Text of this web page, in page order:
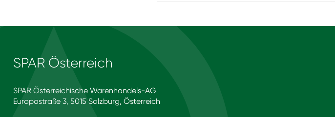
SPAR Österreich
SPAR Österreichische Warenhandels-AG
Europastraße 3, 5015 Salzburg, Österreich